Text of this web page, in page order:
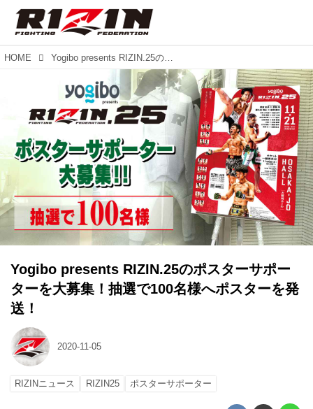
HOME Yogibo presents RIZIN.25のポスターサポーターを大募集！抽選で100名様へポスターを発送！
Yogibo presents RIZIN.25のポスターサポー
ターを大募集！抽選で100名様へポスターを発
送！
2020-11-05
RIZINニュース RIZIN25 ポスターサポーター